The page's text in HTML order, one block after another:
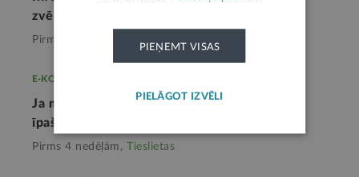
zvērināts notārs
Pirms nedēļas, Tieslietas
E-KONSULTĀCIJA
Ja mantiniekus neapmierina nekustamā
īpašuma novērtējums
Pirms 4 nedēļām, Tieslietas
PIEŅEMT VISAS
PIELĀGOT IZVĒLI